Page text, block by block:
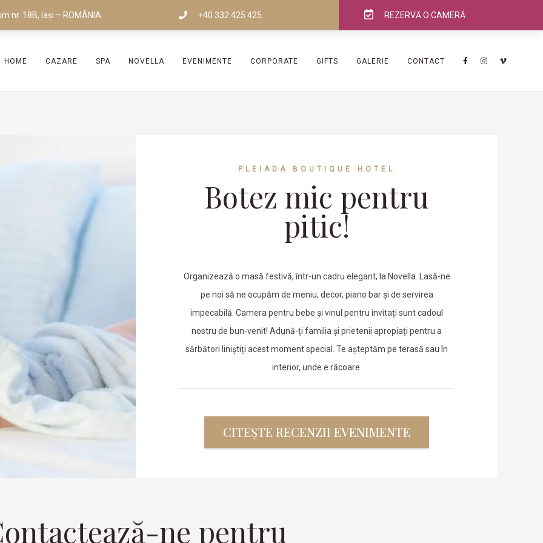
nr. 18B, Iași – ROMÂNIA +40 332 425 425 REZERVĂ O CAMERĂ
HOME CAZARE SPA NOVELLA EVENIMENTE CORPORATE GIFTS GALERIE CONTACT
PLEIADA BOUTIQUE HOTEL
Botez mic pentru
pitic!
Organizează o masă festivă, într-un cadru elegant, la Novella. Lasă-ne
pe noi să ne ocupăm de meniu, decor, piano bar și de servirea
impecabilă. Camera pentru bebe și vinul pentru invitați sunt cadoul
nostru de bun-venit! Adună-ți familia și prietenii apropiați pentru a
sărbători liniștiți acest moment special. Te așteptăm pe terasă sau în
interior, unde e răcoare.
CITEȘTE RECENZII EVENIMENTE
ne pentru